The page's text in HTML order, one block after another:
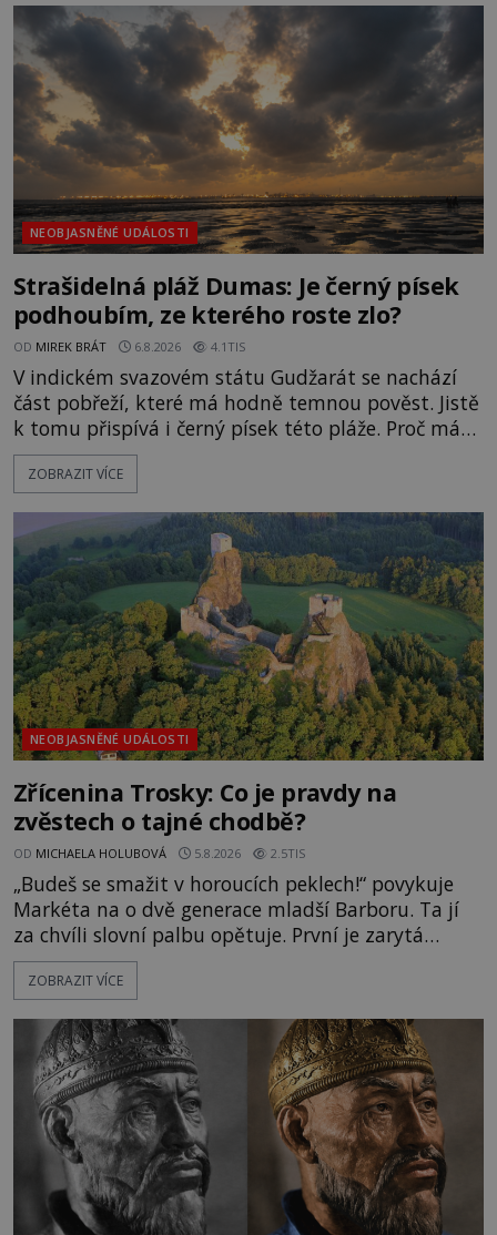
NEOBJASNĚNÉ UDÁLOSTI
Strašidelná pláž Dumas: Je černý písek
podhoubím, ze kterého roste zlo?
OD MIREK BRÁT 6.8.2026 4.1TIS
V indickém svazovém státu Gudžarát se nachází
část pobřeží, které má hodně temnou pověst. Jistě
k tomu přispívá i černý písek této pláže. Proč má
pláž takové netypické zbarvení? Nakolik jsou
pravdivé historky, že zde došlo k nevysvětlitelným
následovat. Vstupujeme na pláž Dumas ve městě
Surat. Gu
ZOBRAZIT VÍCE
NEOBJASNĚNÉ UDÁLOSTI
Zřícenina Trosky: Co je pravdy na
zvěstech o tajné chodbě?
OD MICHAELA HOLUBOVÁ 5.8.2026 2.5TIS
„Budeš se smažit v horoucích peklech!“ povykuje
Markéta na o dvě generace mladší Barboru. Ta jí
za chvíli slovní palbu opětuje. První je zarytá
katolička, druhá přesvědčená kališnice. A každá z
nich se usídlí na jedné z věží slavného hradu
mezi vůdce protihusitského boje. Za manželku má
skutečně jistou
ZOBRAZIT VÍCE